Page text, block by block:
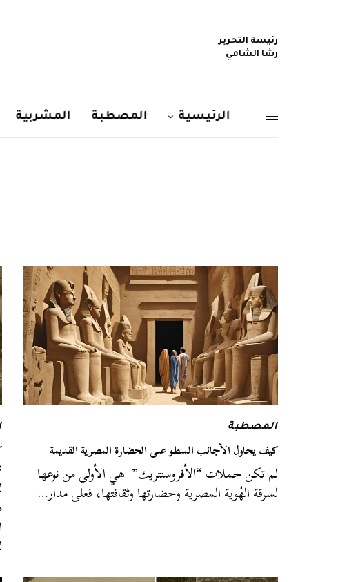
رئيسة التحرير
رشا الشامي
الرئيسية المصطبة المشربية
المصطبة
كيف يحاول الأجانب السطو على الحضارة المصرية القديمة
لم تكن حملات “الأفروسنتريك” هي الأولى من نوعها
لسرقة الهُوية المصرية وحضارتها وثقافتها، فعلى مدار…